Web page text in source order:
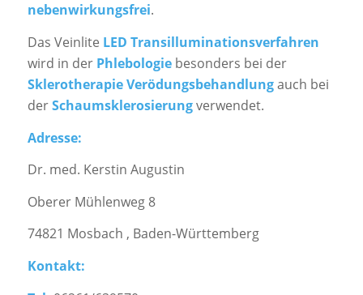
nebenwirkungsfrei.
Das Veinlite LED Transilluminationsverfahren
wird in der Phlebologiebesonders bei der
Sklerotherapie Verödungsbehandlungauch bei
derSchaumsklerosierungverwendet.
Adresse:
Dr. med. Kerstin Augustin
Oberer Mühlenweg 8
74821 Mosbach , Baden-Württemberg
Kontakt: